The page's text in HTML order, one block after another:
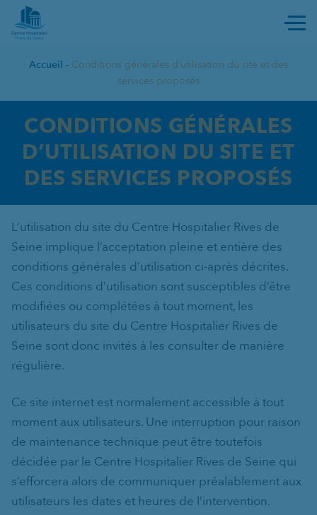
CONDITIONS GÉNÉRALES
Accueil - Conditions générales d’utilisation du site et des
services proposés
CONDITIONS GÉNÉRALES
D’UTILISATION DU SITE ET
DES SERVICES PROPOSÉS
L’utilisation du site du Centre Hospitalier Rives de
Seine implique l’acceptation pleine et entière des
conditions générales d’utilisation ci-après décrites.
Ces conditions d’utilisation sont susceptibles d’être
modifiées ou complétées à tout moment, les
utilisateurs du site du Centre Hospitalier Rives de
Seine sont donc invités à les consulter de manière
régulière.
Ce site internet est normalement accessible à tout
moment aux utilisateurs. Une interruption pour raison
de maintenance technique peut être toutefois
décidée par le Centre Hospitalier Rives de Seine qui
s’efforcera alors de communiquer préalablement aux
utilisateurs les dates et heures de l’intervention.